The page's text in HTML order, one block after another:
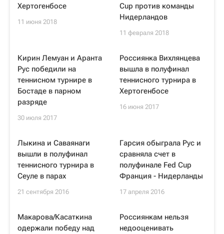
Хертогенбосе
11 июня 2018
Cup против команды
Нидерландов
11 февраля 2018
Кирин Лемуан и Аранта
Рус победили на
теннисном турнире в
Бостаде в парном
разряде
30 июля 2017
Россиянка Вихлянцева
вышла в полуфинал
теннисного турнира в
Хертогенбосе
16 июня 2017
Лыкина и Саваянаги
вышли в полуфинал
теннисного турнира в
Сеуле в парах
21 сентября 2016
Гарсия обыграла Рус и
сравняла счет в
полуфинале Fed Cup
Франция - Нидерланды
17 апреля 2016
Макарова/Касаткина
одержали победу над
Россиянкам нельзя
недооценивать